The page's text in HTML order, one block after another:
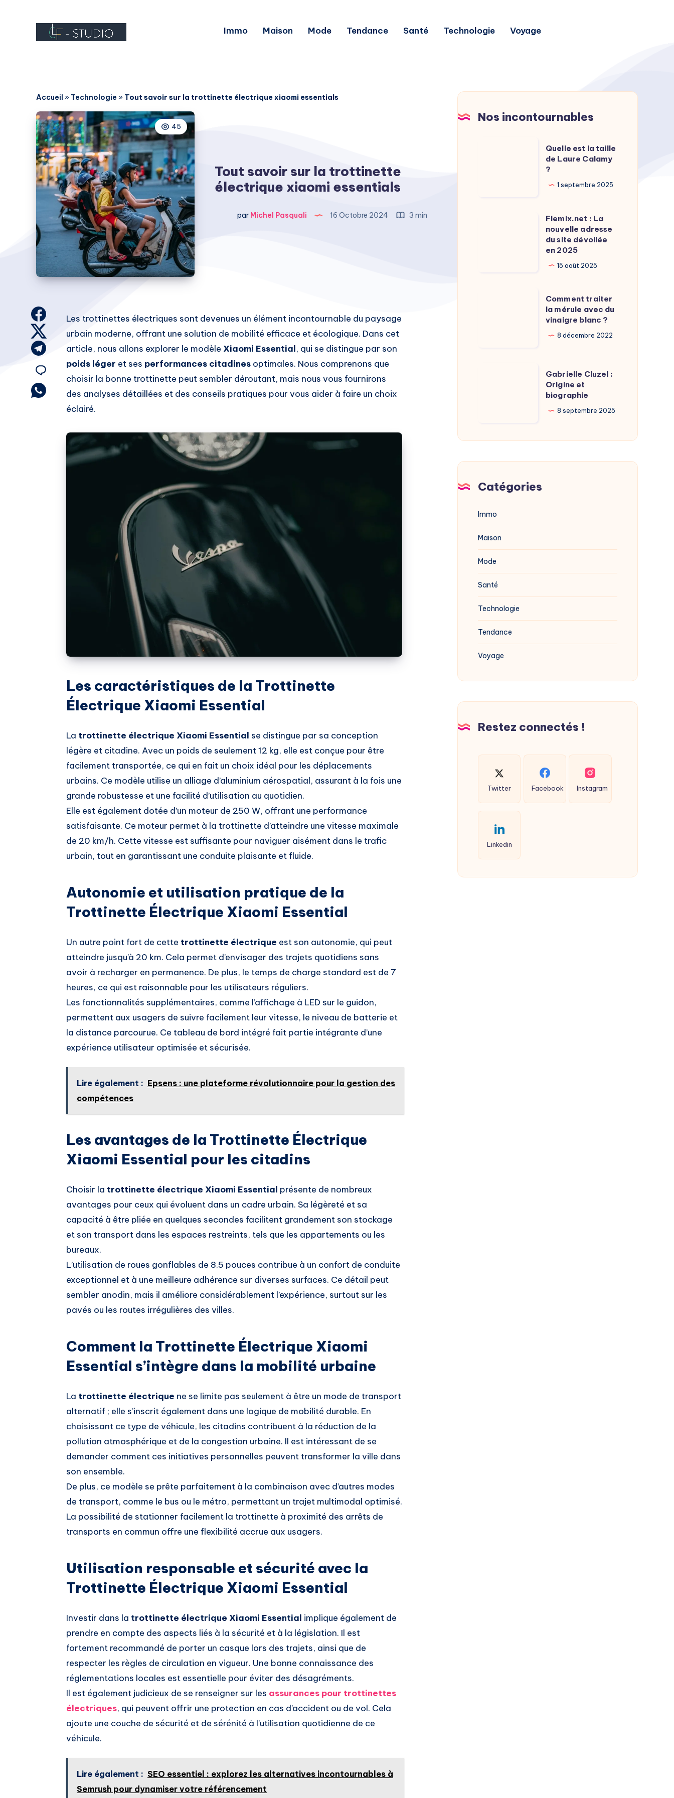
Immo Maison Mode Tendance Santé Technologie Voyage
Accueil » Technologie » Tout savoir sur la trottinette électrique xiaomi essentials
45
Tout savoir sur la trottinette
électrique xiaomi essentials
par Michel Pasquali 16 Octobre 2024 3 min
Share
Facebook
Share
Twitter
Share
Telegram
Share
Email
Share
Les trottinettes électriques sont devenues un élément incontournable du paysage
urbain moderne, offrant une solution de mobilité efficace et écologique. Dans cet
article, nous allons explorer le modèle Xiaomi Essential, qui se distingue par son
poids léger et ses performances citadines optimales. Nous comprenons que
choisir la bonne trottinette peut sembler déroutant, mais nous vous fournirons
des analyses détaillées et des conseils pratiques pour vous aider à faire un choix
éclairé.
Les caractéristiques de la Trottinette
Électrique Xiaomi Essential
La trottinette électrique Xiaomi Essential se distingue par sa conception
légère et citadine. Avec un poids de seulement 12 kg, elle est conçue pour être
facilement transportée, ce qui en fait un choix idéal pour les déplacements
urbains. Ce modèle utilise un alliage d’aluminium aérospatial, assurant à la fois une
grande robustesse et une facilité d’utilisation au quotidien.
Elle est également dotée d’un moteur de 250 W, offrant une performance
satisfaisante. Ce moteur permet à la trottinette d’atteindre une vitesse maximale
de 20 km/h. Cette vitesse est suffisante pour naviguer aisément dans le trafic
urbain, tout en garantissant une conduite plaisante et fluide.
Autonomie et utilisation pratique de la
Trottinette Électrique Xiaomi Essential
Un autre point fort de cette trottinette électrique est son autonomie, qui peut
atteindre jusqu’à 20 km. Cela permet d’envisager des trajets quotidiens sans
avoir à recharger en permanence. De plus, le temps de charge standard est de 7
heures, ce qui est raisonnable pour les utilisateurs réguliers.
Les fonctionnalités supplémentaires, comme l’affichage à LED sur le guidon,
permettent aux usagers de suivre facilement leur vitesse, le niveau de batterie et
la distance parcourue. Ce tableau de bord intégré fait partie intégrante d’une
expérience utilisateur optimisée et sécurisée.
Lire également : Epsens : une plateforme révolutionnaire pour la gestion des
compétences
Les avantages de la Trottinette Électrique
Xiaomi Essential pour les citadins
Choisir la trottinette électrique Xiaomi Essential présente de nombreux
avantages pour ceux qui évoluent dans un cadre urbain. Sa légèreté et sa
capacité à être pliée en quelques secondes facilitent grandement son stockage
et son transport dans les espaces restreints, tels que les appartements ou les
bureaux.
L’utilisation de roues gonflables de 8.5 pouces contribue à un confort de conduite
exceptionnel et à une meilleure adhérence sur diverses surfaces. Ce détail peut
sembler anodin, mais il améliore considérablement l’expérience, surtout sur les
pavés ou les routes irrégulières des villes.
Comment la Trottinette Électrique Xiaomi
Essential s’intègre dans la mobilité urbaine
La trottinette électrique ne se limite pas seulement à être un mode de transport
alternatif ; elle s’inscrit également dans une logique de mobilité durable. En
choisissant ce type de véhicule, les citadins contribuent à la réduction de la
pollution atmosphérique et de la congestion urbaine. Il est intéressant de se
demander comment ces initiatives personnelles peuvent transformer la ville dans
son ensemble.
De plus, ce modèle se prête parfaitement à la combinaison avec d’autres modes
de transport, comme le bus ou le métro, permettant un trajet multimodal optimisé.
La possibilité de stationner facilement la trottinette à proximité des arrêts de
transports en commun offre une flexibilité accrue aux usagers.
Utilisation responsable et sécurité avec la
Trottinette Électrique Xiaomi Essential
Investir dans la trottinette électrique Xiaomi Essential implique également de
prendre en compte des aspects liés à la sécurité et à la législation. Il est
fortement recommandé de porter un casque lors des trajets, ainsi que de
respecter les règles de circulation en vigueur. Une bonne connaissance des
réglementations locales est essentielle pour éviter des désagréments.
Il est également judicieux de se renseigner sur les assurances pour trottinettes
électriques, qui peuvent offrir une protection en cas d’accident ou de vol. Cela
ajoute une couche de sécurité et de sérénité à l’utilisation quotidienne de ce
véhicule.
Lire également : SEO essentiel : explorez les alternatives incontournables à
Semrush pour dynamiser votre référencement
Nos incontournables
Quelle est la taille
de Laure Calamy
?
1 septembre 2025
Flemix.net : La
nouvelle adresse
du site dévoilée
en 2025
15 août 2025
Comment traiter
la mérule avec du
vinaigre blanc ?
8 décembre 2022
biographie
Gabrielle Cluzel :
Origine et
biographie
8 septembre 2025
Catégories
Immo
Maison
Mode
Santé
Technologie
Tendance
Voyage
Restez connectés !
Twitter Facebook Instagram
Linkedin